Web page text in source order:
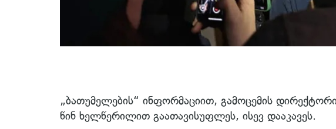
„ბათუმელების“ ინფორმაციით, გამოცემის
წინ ხელწერილით გაათავისუფლეს, ისევ დააკავეს.